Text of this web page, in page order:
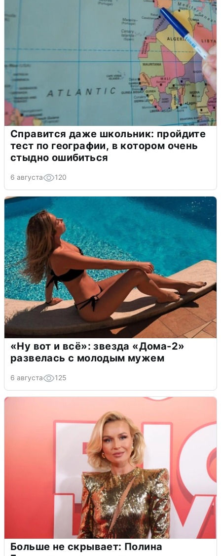
Справится даже школьник: пройдите
тест по географии, в котором очень
стыдно ошибиться
6 августа 120
«Ну вот и всё»: звезда «Дома-2»
развелась с молодым мужем
6 августа 125
Больше не скрывает: Полина